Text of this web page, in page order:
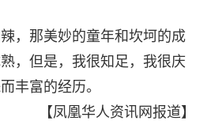
，那美妙的童年和坎坷的成
，但是，我很知足，我很庆
丰富的经历。
【凤凰华人资讯网报道】